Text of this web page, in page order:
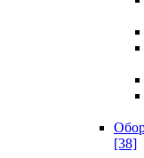
[38]